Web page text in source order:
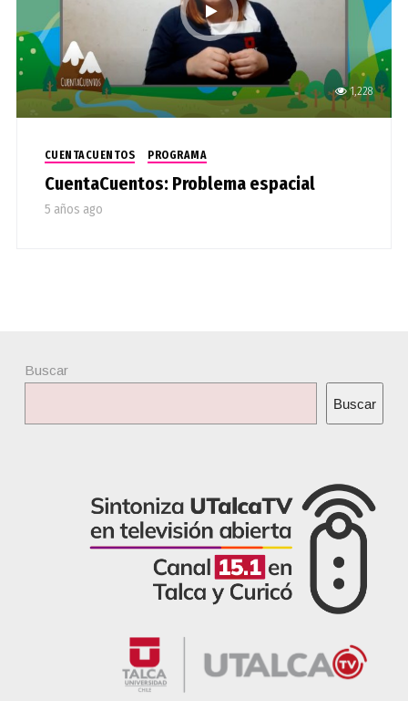
1,228
CUENTACUENTOS PROGRAMA
CuentaCuentos: Problema espacial
5 años ago
Buscar
Buscar